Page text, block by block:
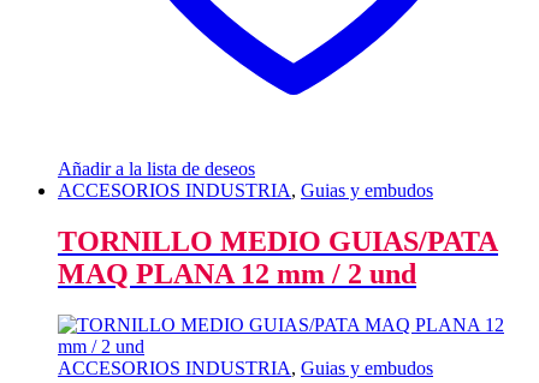
Añadir a la lista de deseos
ACCESORIOS INDUSTRIA, Guias y embudos
TORNILLO MEDIO GUIAS/PATA
MAQ PLANA 12 mm / 2 und
ACCESORIOS INDUSTRIA, Guias y embudos